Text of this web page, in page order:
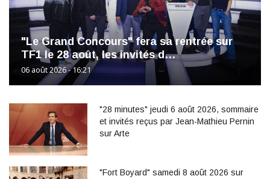
"Le Grand Concours" fera sa rentrée sur
TF1 le 28 août, les invités d…
06 août 2026 - 16:21
"28 minutes" jeudi 6 août 2026, sommaire
et invités reçus par Jean-Mathieu Pernin
sur Arte
"Fort Boyard" samedi 8 août 2026 sur